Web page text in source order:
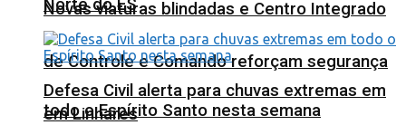
Novas viaturas blindadas e Centro Integrado
de Controle e Comando reforçam segurança
em Linhares
Norte do ES
Defesa Civil alerta para chuvas extremas em
todo o Espírito Santo nesta semana